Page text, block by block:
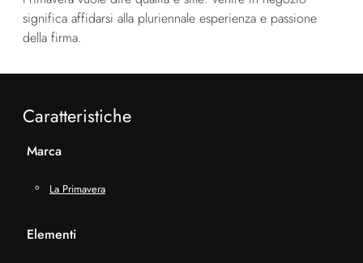
significa affidarsi alla pluriennale esperienza e passione
della firma.
Caratteristiche
Marca
La Primavera
Elementi